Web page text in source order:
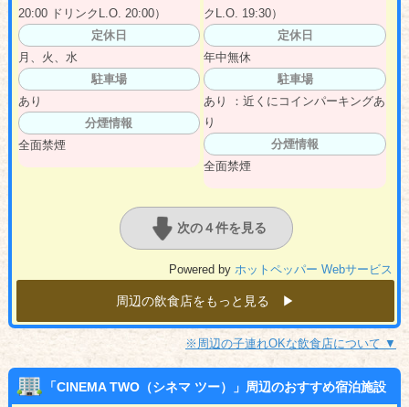
20:00 ドリンクL.O. 20:00）
定休日
月、火、水
駐車場
あり
分煙情報
全面禁煙
クL.O. 19:30）
定休日
年中無休
駐車場
あり ：近くにコインパーキングあ
り
分煙情報
全面禁煙
次の４件を見る
Powered by ホットペッパー Webサービス
周辺の飲食店をもっと見る ▶︎
※周辺の子連れOKな飲食店について ▼
「CINEMA TWO（シネマ ツー）」周辺のおすすめ宿泊施設